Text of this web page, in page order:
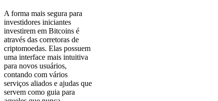
A forma mais segura para
investidores iniciantes
investirem em Bitcoins é
através das corretoras de
criptomoedas. Elas possuem
uma interface mais intuitiva
para novos usuários,
contando com vários
serviços aliados e ajudas que
servem como guia para